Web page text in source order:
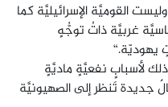
القوميَّة الإسرائيليَّة كما
غربيَّة ذاتُ توجُّهٍ
يهوديّة.“
لأسبابٍ نفعيَّةٍ ماديَّةٍ
جديدة تَنظر إلى الصهيونيَّة